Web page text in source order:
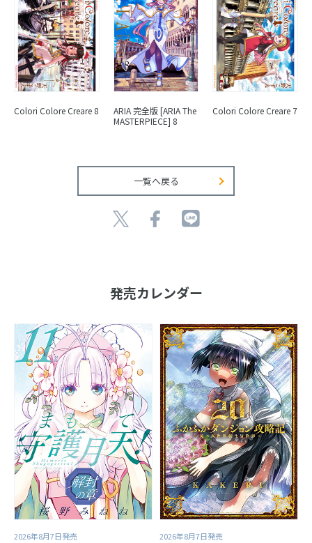
Colori Colore Creare 8
ARIA 完全版 [ARIA The
MASTERPIECE] 8
Colori Colore Creare 7
一覧へ戻る
発売カレンダー
2026年8月7日発売 2026年8月7日発売